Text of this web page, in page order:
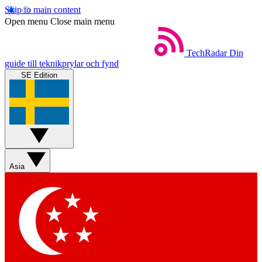
Skip to main content
Open menu Close main menu
TechRadar Din
guide till teknikprylar och fynd
SE Edition
Asia